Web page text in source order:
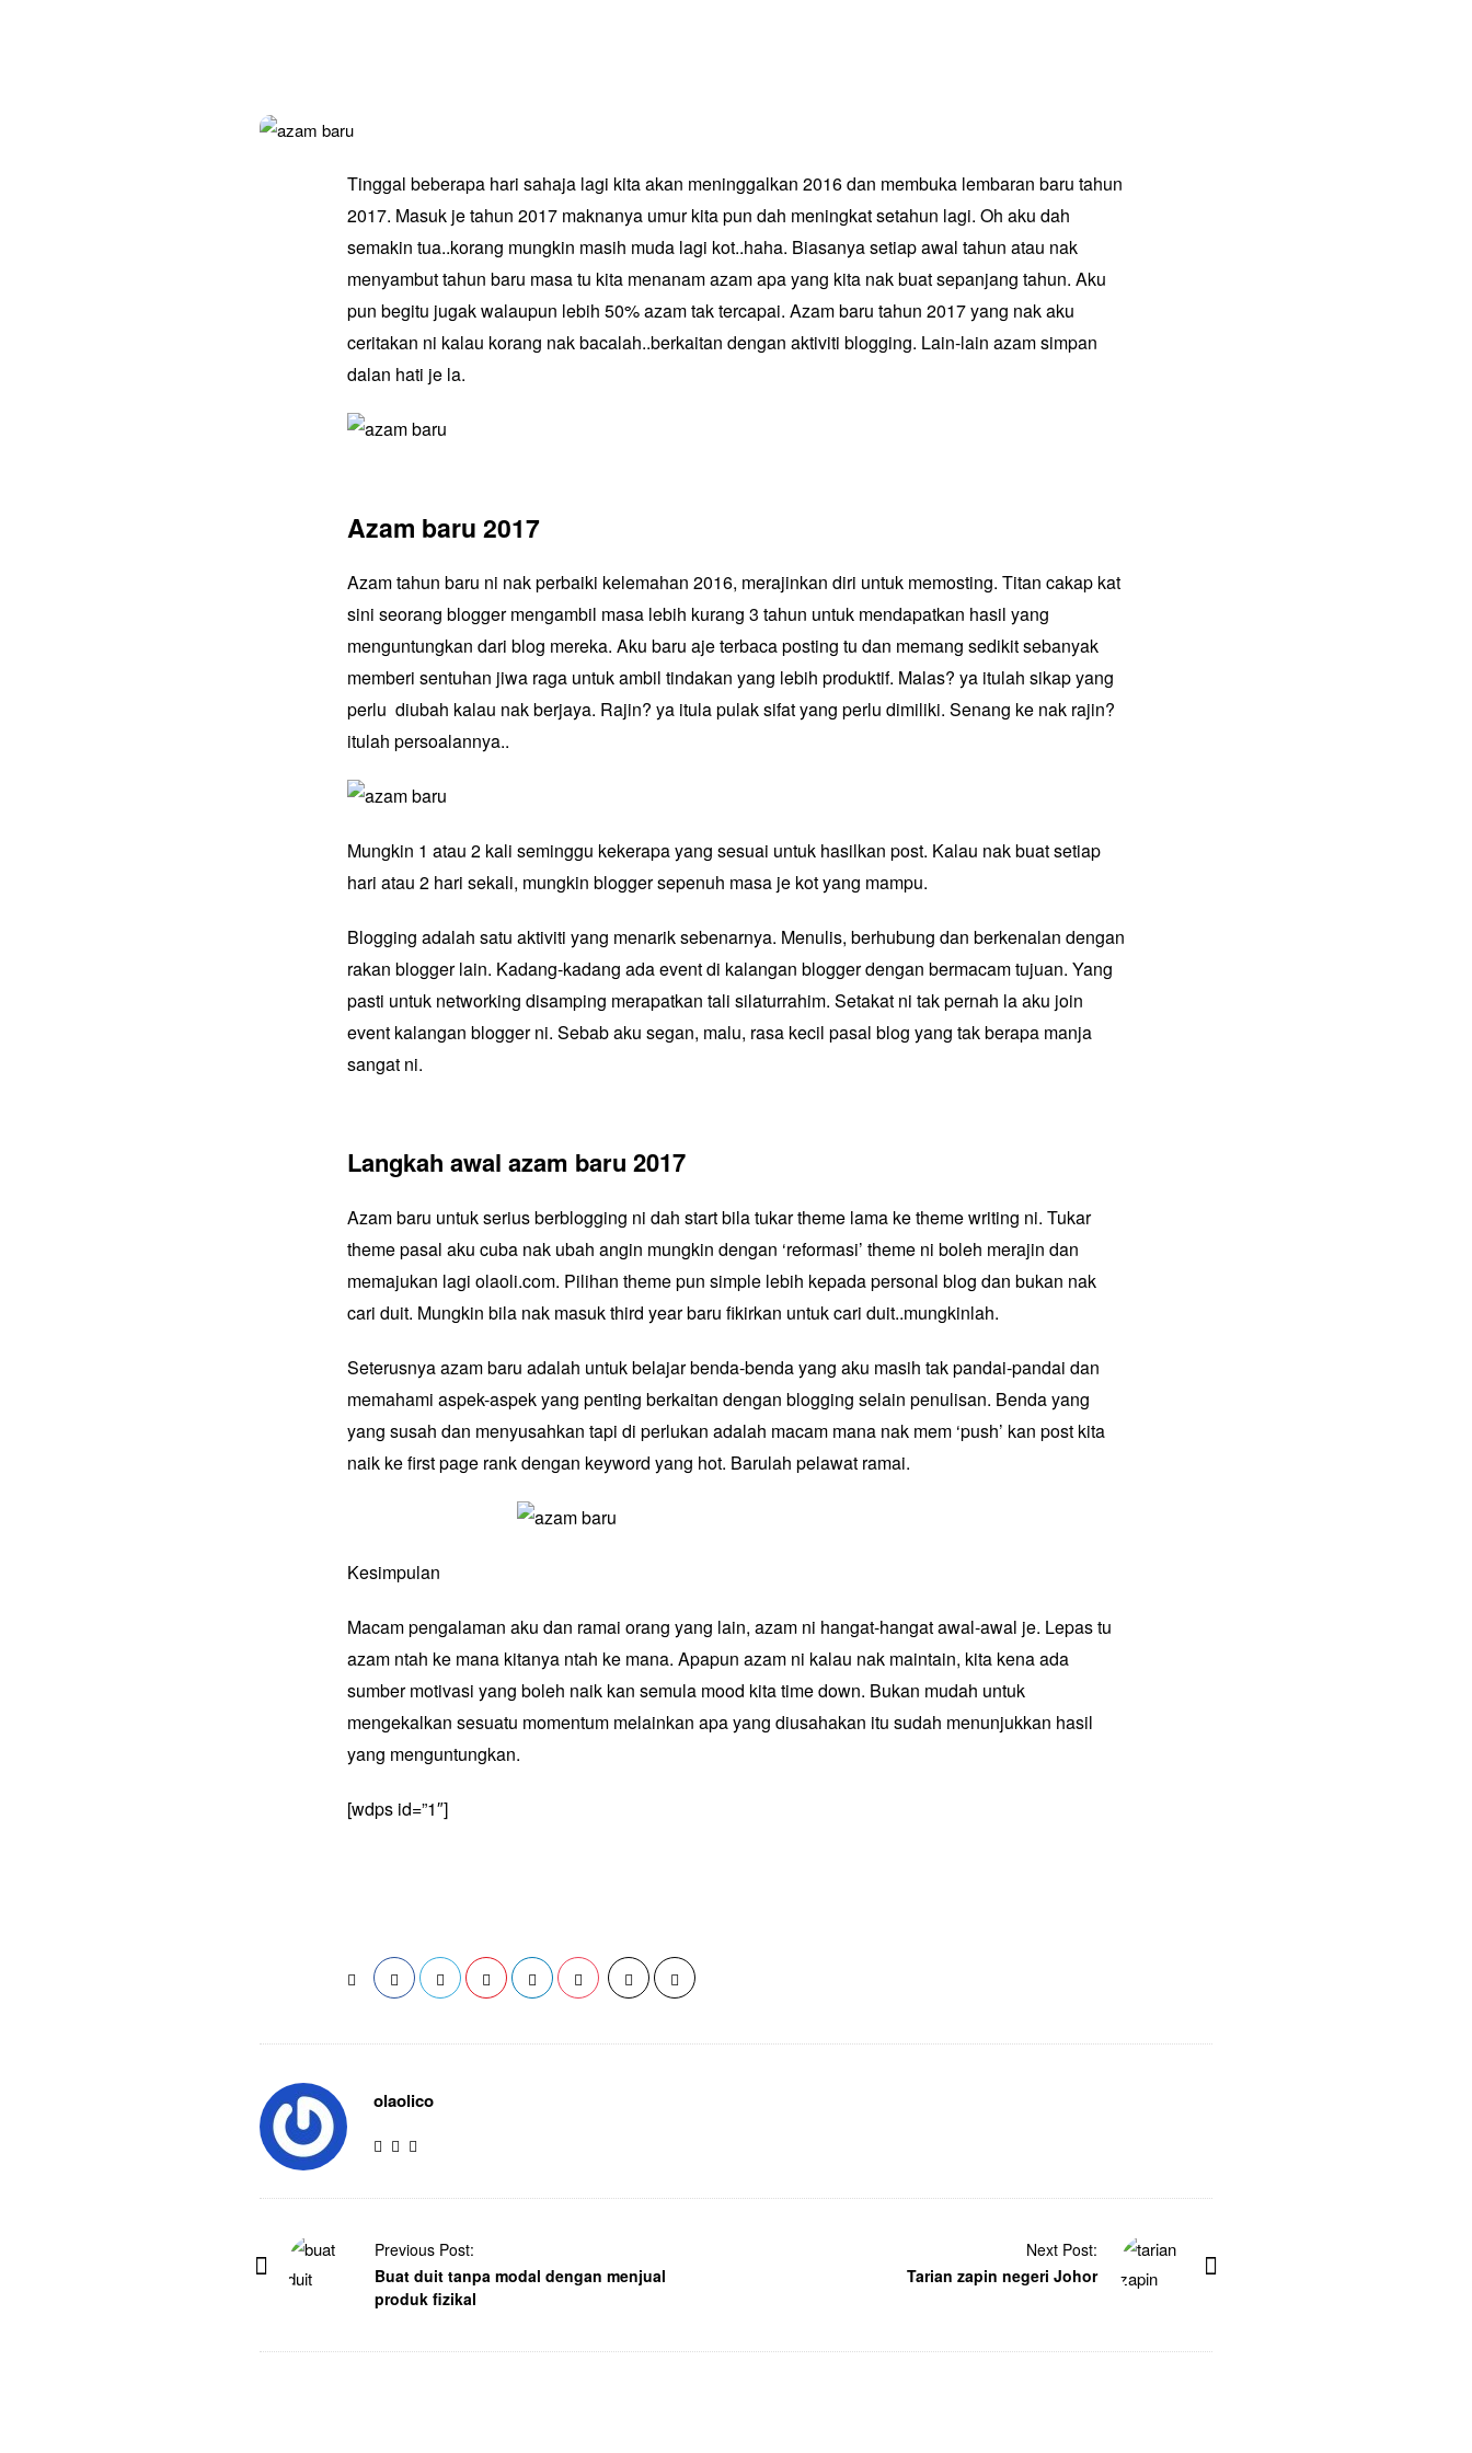
Tinggal beberapa hari sahaja lagi kita akan meninggalkan 2016 dan membuka lembaran baru tahun
2017. Masuk je tahun 2017 maknanya umur kita pun dah meningkat setahun lagi. Oh aku dah
semakin tua..korang mungkin masih muda lagi kot..haha. Biasanya setiap awal tahun atau nak
menyambut tahun baru masa tu kita menanam azam apa yang kita nak buat sepanjang tahun. Aku
pun begitu jugak walaupun lebih 50% azam tak tercapai. Azam baru tahun 2017 yang nak aku
ceritakan ni kalau korang nak bacalah..berkaitan dengan aktiviti blogging. Lain-lain azam simpan
dalan hati je la.
Azam baru 2017
Azam tahun baru ni nak perbaiki kelemahan 2016, merajinkan diri untuk memosting. Titan cakap kat
sini seorang blogger mengambil masa lebih kurang 3 tahun untuk mendapatkan hasil yang
menguntungkan dari blog mereka. Aku baru aje terbaca posting tu dan memang sedikit sebanyak
memberi sentuhan jiwa raga untuk ambil tindakan yang lebih produktif. Malas? ya itulah sikap yang
perlu diubah kalau nak berjaya. Rajin? ya itula pulak sifat yang perlu dimiliki. Senang ke nak rajin?
itulah persoalannya..
Mungkin 1 atau 2 kali seminggu kekerapa yang sesuai untuk hasilkan post. Kalau nak buat setiap
hari atau 2 hari sekali, mungkin blogger sepenuh masa je kot yang mampu.
Blogging adalah satu aktiviti yang menarik sebenarnya. Menulis, berhubung dan berkenalan dengan
rakan blogger lain. Kadang-kadang ada event di kalangan blogger dengan bermacam tujuan. Yang
pasti untuk networking disamping merapatkan tali silaturrahim. Setakat ni tak pernah la aku join
event kalangan blogger ni. Sebab aku segan, malu, rasa kecil pasal blog yang tak berapa manja
sangat ni.
Langkah awal azam baru 2017
Azam baru untuk serius berblogging ni dah start bila tukar theme lama ke themewriting ni. Tukar
theme pasal aku cuba nak ubah angin mungkin dengan ‘reformasi’ theme ni boleh merajin dan
memajukan lagi olaoli.com. Pilihan theme pun simple lebih kepada personal blog dan bukan nak
cari duit. Mungkin bila nak masuk third year baru fikirkan untuk cari duit..mungkinlah.
Seterusnya azam baru adalah untuk belajar benda-benda yang aku masih tak pandai-pandai dan
memahami aspek-aspek yang penting berkaitan dengan blogging selain penulisan. Benda yang
yang susah dan menyusahkan tapi di perlukan adalah macam mana nak mem ‘push’ kan post kita
naik ke first page rank dengan keyword yang hot. Barulah pelawat ramai.
Kesimpulan
Macam pengalaman aku dan ramai orang yang lain, azam ni hangat-hangat awal-awal je. Lepas tu
azam ntah ke mana kitanya ntah ke mana. Apapun azam ni kalau nak maintain, kita kena ada
sumber motivasi yang boleh naik kan semula mood kita time down. Bukan mudah untuk
mengekalkan sesuatu momentum melainkan apa yang diusahakan itu sudah menunjukkan hasil
yang menguntungkan.
[wdps id=”1″]
olaolico
Previous Post:
Buat duit tanpa modal dengan menjual
produk fizikal
Next Post:
Tarian zapin negeri Johor